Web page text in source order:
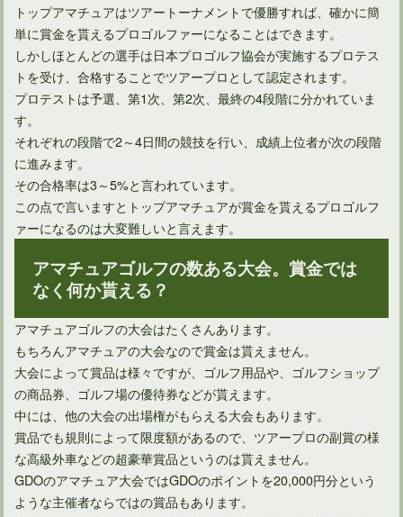
トップアマチュアはツアートーナメントで優勝すれば、確かに簡
単に賞金を貰えるプロゴルファーになることはできます。
しかしほとんどの選手は日本プロゴルフ協会が実施するプロテス
トを受け、合格することでツアープロとして認定されます。
プロテストは予選、第1次、第2次、最終の4段階に分かれていま
す。
それぞれの段階で2～4日間の競技を行い、成績上位者が次の段階
に進みます。
その合格率は3～5%と言われています。
この点で言いますとトップアマチュアが賞金を貰えるプロゴルフ
ァーになるのは大変難しいと言えます。
アマチュアゴルフの数ある大会。賞金では
なく何か貰える？
アマチュアゴルフの大会はたくさんあります。
もちろんアマチュアの大会なので賞金は貰えません。
大会によって賞品は様々ですが、ゴルフ用品や、ゴルフショップ
の商品券、ゴルフ場の優待券などが貰えます。
中には、他の大会の出場権がもらえる大会もあります。
賞品でも規則によって限度額があるので、ツアープロの副賞の様
な高級外車などの超豪華賞品というのは貰えません。
GDOのアマチュア大会ではGDOのポイントを20,000円分という
ような主催者ならではの賞品もあります。